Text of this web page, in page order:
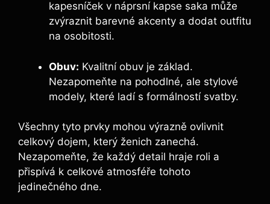
kapesníček v náprsní kapse saka může
zvýraznit barevné akcenty a dodat outfitu
na osobitosti.
Obuv: Kvalitní obuv je základ.
Nezapomeňte na pohodlné, ale stylové
modely, které ladí s formálností svatby.
Všechny tyto prvky mohou výrazně ovlivnit
celkový dojem, který ženich zanechá.
Nezapomeňte, že každý detail hraje roli a
přispívá k celkové atmosféře tohoto
jedinečného dne.